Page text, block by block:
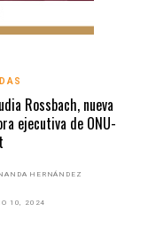
Rossbach, nueva
ejecutiva de ONU-
HERNÁNDEZ
10, 2024